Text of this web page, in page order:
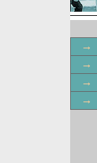
→
→
→
→